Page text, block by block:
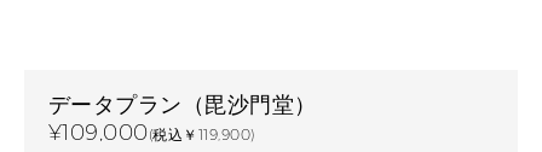
データプラン（毘沙門堂）
¥109,000(税込￥119,900)